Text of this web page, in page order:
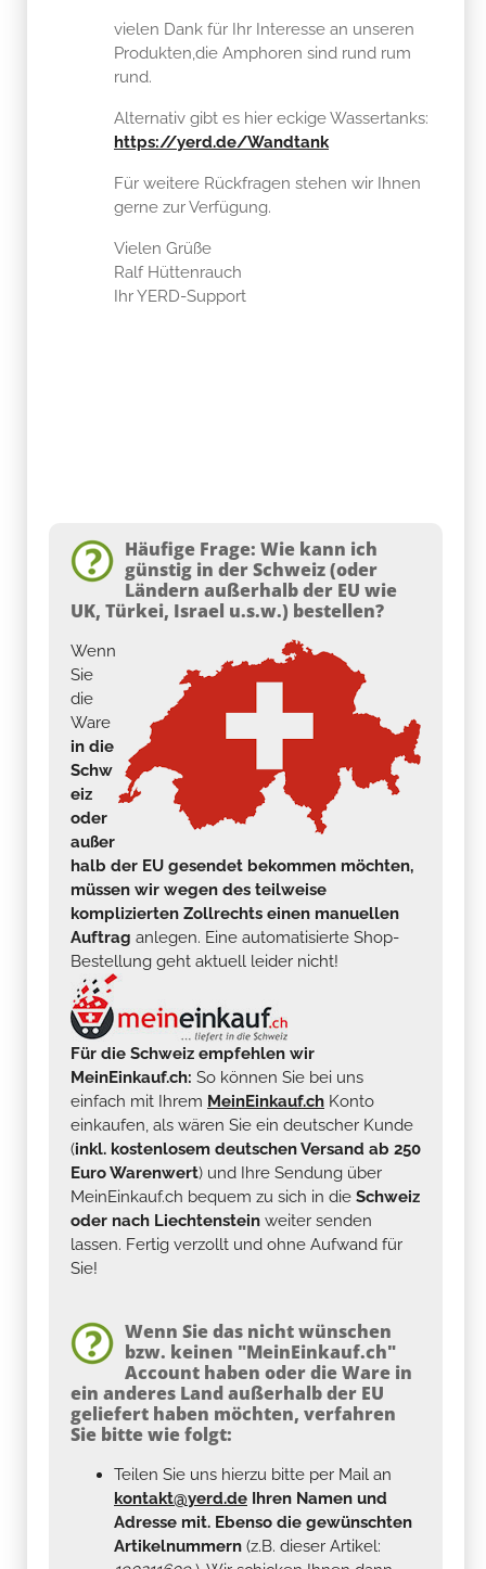
vielen Dank für Ihr Interesse an unseren
Produkten,die Amphoren sind rund rum
rund.
Alternativ gibt es hier eckige Wassertanks:
https://yerd.de/Wandtank
Für weitere Rückfragen stehen wir Ihnen
gerne zur Verfügung.
Vielen Grüße
Ralf Hüttenrauch
Ihr YERD-Support
Häufige Frage: Wie kann ich
günstig in der Schweiz (oder
Ländern außerhalb der EU wie
UK, Türkei, Israel u.s.w.) bestellen?
Wenn
Sie
die
Ware
in die
Schw
eiz
oder
außer
halb der EU gesendet bekommen möchten,
müssen wir wegen des teilweise
komplizierten Zollrechts einen manuellen
Auftrag anlegen. Eine automatisierte Shop-
Bestellung geht aktuell leider nicht!
Für die Schweiz empfehlen wir
MeinEinkauf.ch: So können Sie bei uns
einfach mit Ihrem MeinEinkauf.ch Konto
einkaufen, als wären Sie ein deutscher Kunde
(inkl. kostenlosem deutschen Versand ab 250
Euro Warenwert) und Ihre Sendung über
MeinEinkauf.ch bequem zu sich in die Schweiz
oder nach Liechtenstein weiter senden
lassen. Fertig verzollt und ohne Aufwand für
Sie!
Wenn Sie das nicht wünschen
bzw. keinen "MeinEinkauf.ch"
Account haben oder die Ware in
ein anderes Land außerhalb der EU
geliefert haben möchten, verfahren
Sie bitte wie folgt:
Teilen Sie uns hierzu bitte per Mail an
kontakt@yerd.de Ihren Namen und
Adresse mit. Ebenso die gewünschten
Artikelnummern (z.B. dieser Artikel: